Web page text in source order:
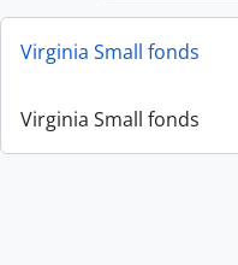
Virginia Small fonds
Virginia Small fonds